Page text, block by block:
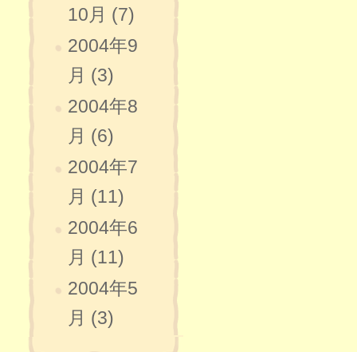
10月 (7)
2004年9
月 (3)
2004年8
月 (6)
2004年7
月 (11)
2004年6
月 (11)
2004年5
月 (3)